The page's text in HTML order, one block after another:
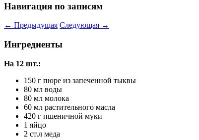
Навигация по записям
← Предыдущая Следующая →
Ингредиенты
На 12 шт.:
150 г пюре из запеченной тыквы
80 мл воды
80 мл молока
60 мл растительного масла
420 г пшеничной муки
1 яйцо
2 ст.л меда